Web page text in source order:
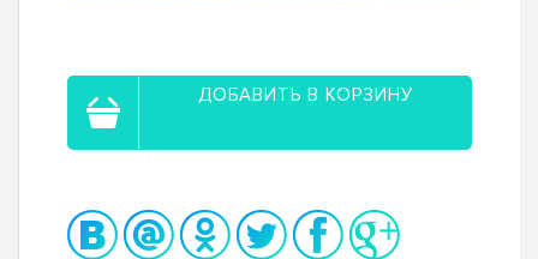
ДОБАВИТЬ В КОРЗИНУ